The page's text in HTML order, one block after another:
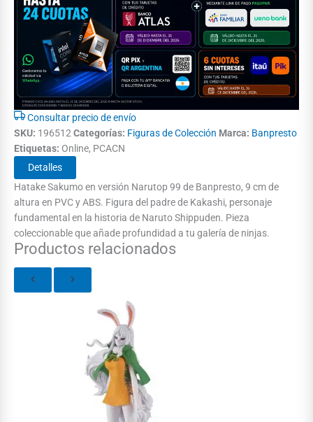
Consultar precio de envío
SKU: 196512 Categorías: Figuras de Colección Marca: Banpresto
Etiquetas: Online, PCACN
Detalles
Hatake Sakumo en versión Narutop 99 de Banpresto, 9 cm de
altura en PVC y ABS. Figura del padre de Kakashi, personaje
fundamental en la historia de Naruto Shippuden. Pieza
coleccionable que añade profundidad a tu galería de ninjas.
Productos relacionados